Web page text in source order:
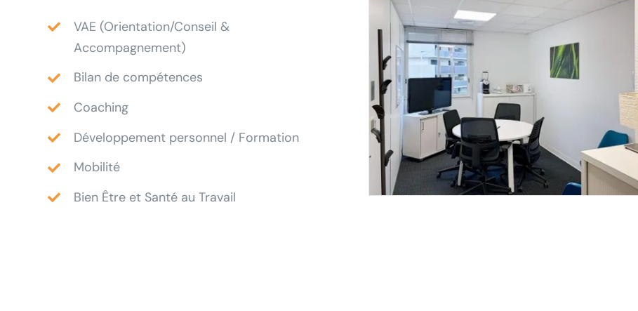
VAE (Orientation/Conseil &
Accompagnement)
Bilan de compétences
Coaching
Développement personnel / Formation
Mobilité
Bien Être et Santé au Travail